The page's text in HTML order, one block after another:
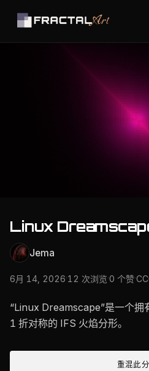
Linux
Jema
6月 14, 2026·12 次浏览·0 个赞·
“Linux Dreamscape”是一个拥
1 折对称的 IFS 火焰分形。
重混此